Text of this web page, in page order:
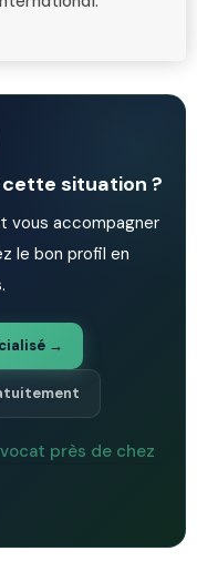
situation ?
vous accompagner
le bon profil en
→
près de chez